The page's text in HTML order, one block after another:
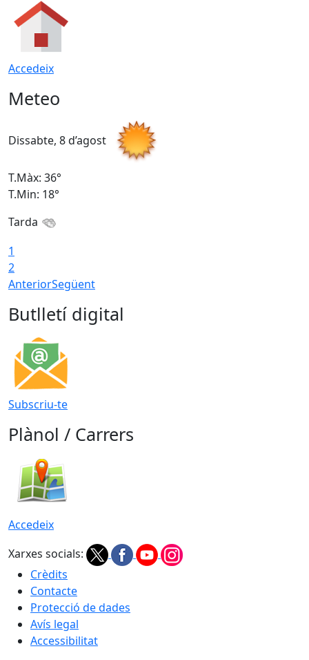
Accedeix
Meteo
Dissabte, 8 d’agost
T.Màx: 36°
T.Min: 18°
Tarda
1
2
AnteriorSegüent
Butlletí digital
Subscriu-te
Plànol / Carrers
Accedeix
Xarxes socials:
Crèdits
Contacte
Protecció de dades
Avís legal
Accessibilitat